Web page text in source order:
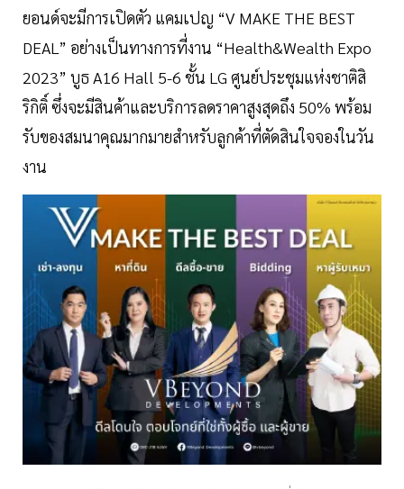
ยอนด์จะมีการเปิดตัว แคมเปญ “V MAKE THE BEST
DEAL” อย่างเป็นทางการที่งาน “Health&Wealth Expo
2023” บูธ A16 Hall 5-6 ชั้น LG ศูนย์ประชุมแห่งชาติสิ
ริกิติ์ ซึ่งจะมีสินค้าและบริการลดราคาสูงสุดถึง 50% พร้อม
รับของสมนาคุณมากมายสำหรับลูกค้าที่ตัดสินใจจองในวัน
งาน